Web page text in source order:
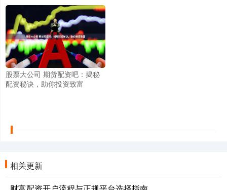
股票大公司 期货配资吧：揭秘
配资秘诀，助你投资致富
相关更新